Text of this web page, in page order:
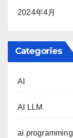
2024年4月
Categories
AI
AI LLM
ai programming